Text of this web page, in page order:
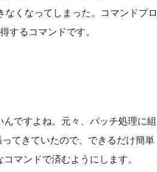
くなってしまった。コマンドプロ
するコマンドです。
ですよね。元々、バッチ処理に組
てきていたので、できるだけ簡単
マンドで済むようにします。